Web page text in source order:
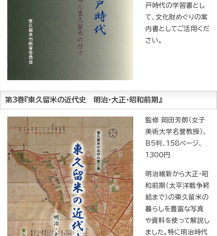
戸時代の学習書とし
て、文化財めぐりの案
内書としてご活用くだ
さい。
第3巻『東久留米の近代史 明治・大正・昭和前期』
監修 岡田芳朗（女子
美術大学名誉教授）、
B5判、158ページ、
1300円
明治維新から大正・昭
和前期（太平洋戦争終
結まで）の東久留米の
暮らしを豊富な写真
や資料を使って解説し
ました。特に明治時代